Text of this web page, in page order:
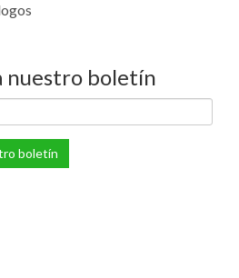
nuestro boletín
boletín